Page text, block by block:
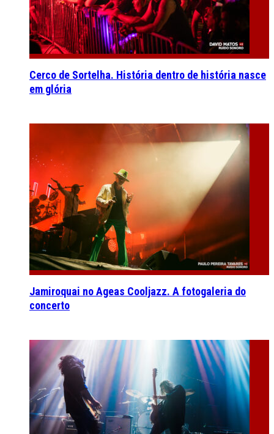
Cerco de Sortelha. História dentro de história nasce
em glória
Jamiroquai no Ageas Cooljazz. A fotogaleria do
concerto